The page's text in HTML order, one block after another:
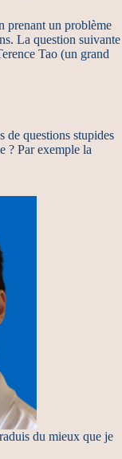
prenant un problème
La question suivante
Tao (un grand
de questions stupides
? Par exemple la
du mieux que je